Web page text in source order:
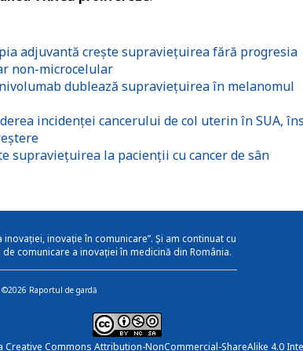
adjuvantă crește supraviețuirea fără progresia
non-microcelular
dublează supraviețuirea în melanomul
incidenței cancerului de col uterin în SUA,
supraviețuirea la pacienții cu cancer de sân
inovație în comunicare”. Și am continuat cu
comunicare a inovației în medicină din România.
©2026 Raportul de gardă
Creative Commons Attribution-NonCommercial-ShareAlike 4.0